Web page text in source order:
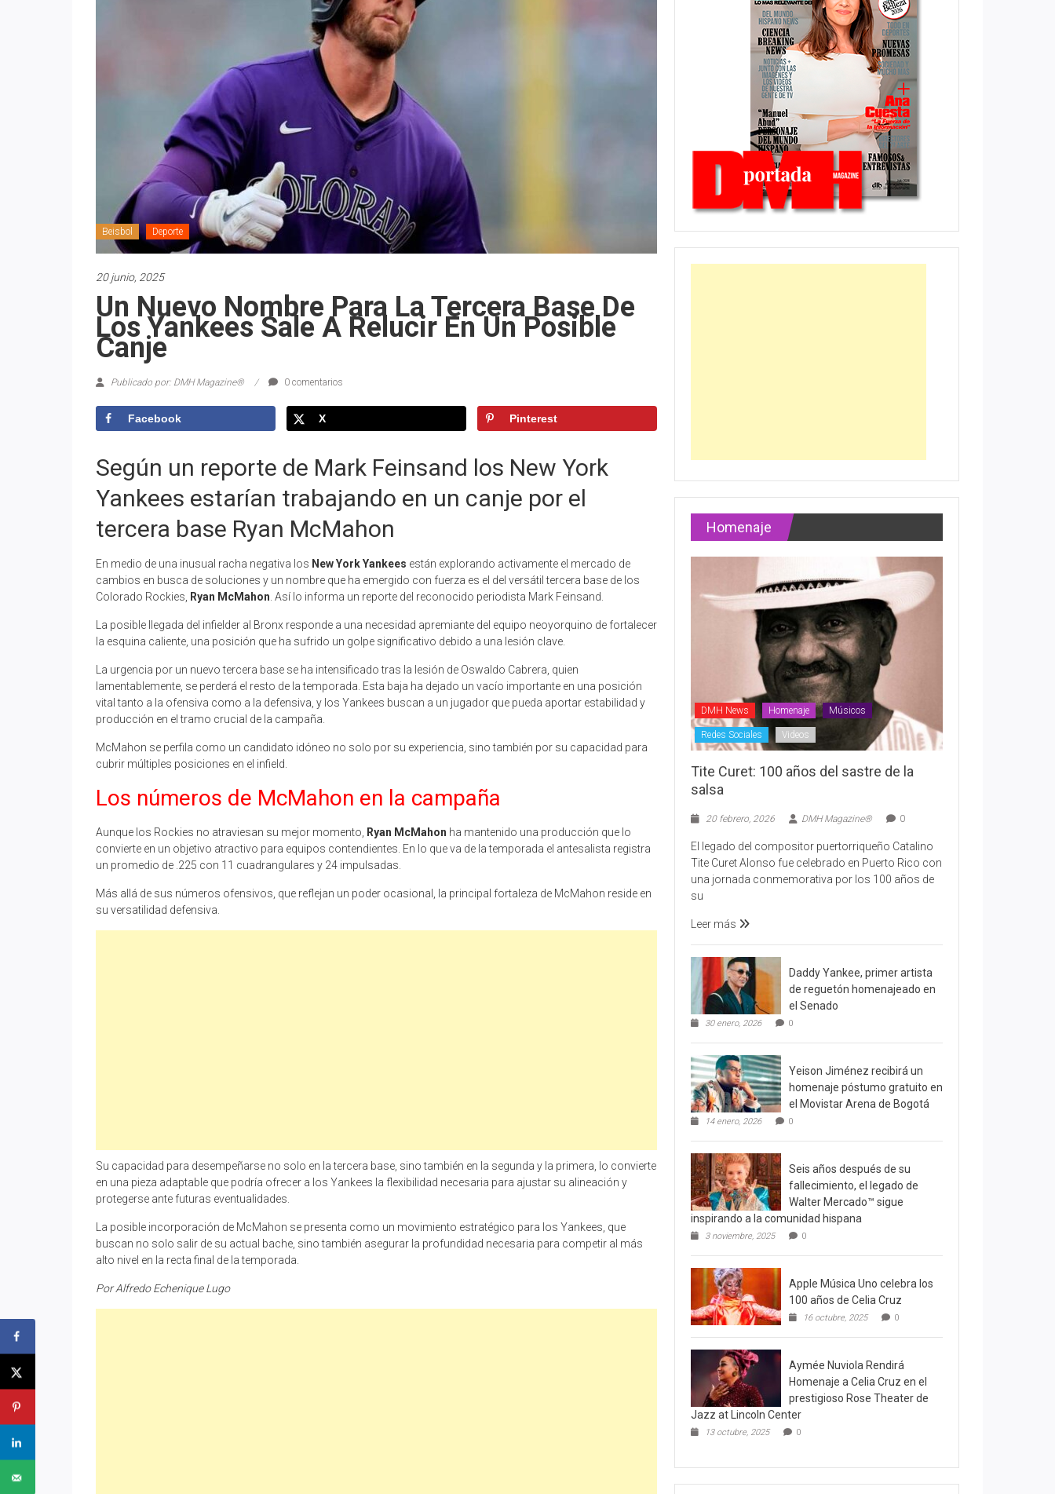
Beisbol Deporte
20 junio, 2025
Un Nuevo Nombre Para La Tercera Base De
Los Yankees Sale A Relucir En Un Posible
Canje
Publicado por: DMH Magazine® 0 comentarios
Facebook X Pinterest
Según un reporte de Mark Feinsand los New York
Yankees estarían trabajando en un canje por el
tercera base Ryan McMahon
En medio de una inusual racha negativa los New York Yankees están explorando activamente el mercado de
cambios en busca de soluciones y un nombre que ha emergido con fuerza es el del versátil tercera base de los
Colorado Rockies,
Ryan McMahon . Así lo informa un reporte del reconocido periodista Mark Feinsand.
La posible llegada del infielder al Bronx responde a una necesidad apremiante del equipo neoyorquino de fortalecer
la esquina caliente, una posición que ha sufrido un golpe significativo debido a una lesión clave.
La urgencia por un nuevo tercera base se ha intensificado tras la lesión de Oswaldo Cabrera, quien
lamentablemente, se perderá el resto de la temporada. Esta baja ha dejado un vacío importante en una posición
vital tanto a la ofensiva como a la defensiva, y los Yankees buscan a un jugador que pueda aportar estabilidad y
producción en el tramo crucial de la campaña.
McMahon se perfila como un candidato idóneo no solo por su experiencia, sino también por su capacidad para
cubrir múltiples posiciones en el infield.
Los números de McMahon en la campaña
Aunque los Rockies no atraviesan su mejor momento, Ryan McMahon ha mantenido una producción que lo
convierte en un objetivo atractivo para equipos contendientes. En lo que va de la temporada el antesalista registra
un promedio de .225 con 11 cuadrangulares y 24 impulsadas.
Más allá de sus números ofensivos, que reflejan un poder ocasional, la principal fortaleza de McMahon reside en
su versatilidad defensiva.
Su capacidad para desempeñarse no solo en la tercera base, sino también en la segunda y la primera, lo convierte
en una pieza adaptable que podría ofrecer a los Yankees la flexibilidad necesaria para ajustar su alineación y
protegerse ante futuras eventualidades.
La posible incorporación de McMahon se presenta como un movimiento estratégico para los Yankees, que
buscan no solo salir de su actual bache, sino también asegurar la profundidad necesaria para competir al más
alto nivel en la recta final de la temporada.
Por Alfredo Echenique Lugo
Homenaje
DMH News Homenaje Músicos
Redes Sociales Videos
Tite Curet: 100 años del sastre de la
salsa
20 febrero, 2026 DMH Magazine® 0
El legado del compositor puertorriqueño Catalino
Tite Curet Alonso fue celebrado en Puerto Rico con
una jornada conmemorativa por los 100 años de
su
Leer más
Daddy Yankee, primer artista
de reguetón homenajeado en
el Senado
30 enero, 2026 0
Yeison Jiménez recibirá un
homenaje póstumo gratuito en
el Movistar Arena de Bogotá
14 enero, 2026 0
Seis años después de su
fallecimiento, el legado de
Walter Mercado™ sigue
inspirando a la comunidad hispana
3 noviembre, 2025 0
Apple Música Uno celebra los
100 años de Celia Cruz
16 octubre, 2025 0
Aymée Nuviola Rendirá
Homenaje a Celia Cruz en el
prestigioso Rose Theater de
Jazz at Lincoln Center
13 octubre, 2025 0